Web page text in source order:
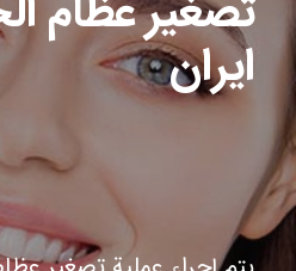
ايران